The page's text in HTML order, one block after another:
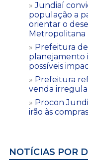
Jundiaí
população a
orientar o
Metropolitana
Prefeitura
planejamento
possíveis
Prefeitura
venda
Procon
irão às
NOTÍCIAS POR